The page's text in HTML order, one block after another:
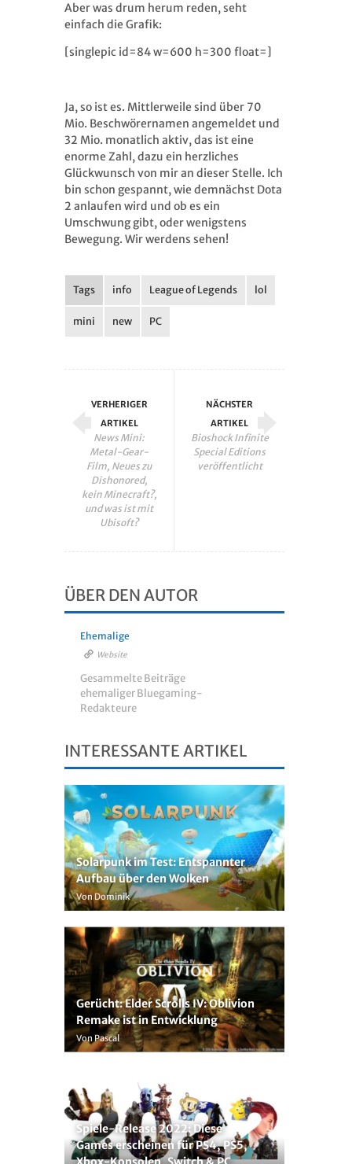
Aber was drum herum reden, seht
einfach die Grafik:
[singlepic id=84 w=600 h=300 float=]
Ja, so ist es. Mittlerweile sind über 70
Mio. Beschwörernamen angemeldet und
32 Mio. monatlich aktiv, das ist eine
enorme Zahl, dazu ein herzliches
Glückwunsch von mir an dieser Stelle. Ich
bin schon gespannt, wie demnächst Dota
2 anlaufen wird und ob es ein
Umschwung gibt, oder wenigstens
Bewegung. Wir werdens sehen!
Tags info League of Legends lol
mini new PC
VERHERIGER
ARTIKEL
News Mini:
Metal-Gear-
Film, Neues zu
Dishonored,
kein Minecraft?,
und was ist mit
Ubisoft?
NÄCHSTER
ARTIKEL
Bioshock Infinite
Special Editions
veröffentlicht
ÜBER DEN AUTOR
Ehemalige
Website
Gesammelte Beiträge
ehemaliger Bluegaming-
Redakteure
INTERESSANTE ARTIKEL
Solarpunk im Test: Entspannter
Aufbau über den Wolken
Von Dominik
Gerücht: Elder Scrolls IV: Oblivion
Remake ist in Entwicklung
Von Pascal
Spiele-Release 2022: Diese
Games erscheinen für PS4, PS5,